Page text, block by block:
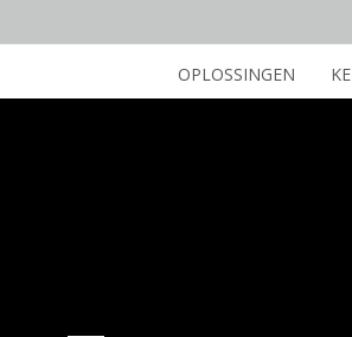
OPLOSSINGEN